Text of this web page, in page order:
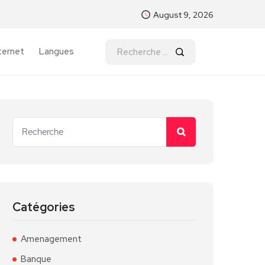
August 9, 2026
Langues
Catégories
Amenagement
Banque